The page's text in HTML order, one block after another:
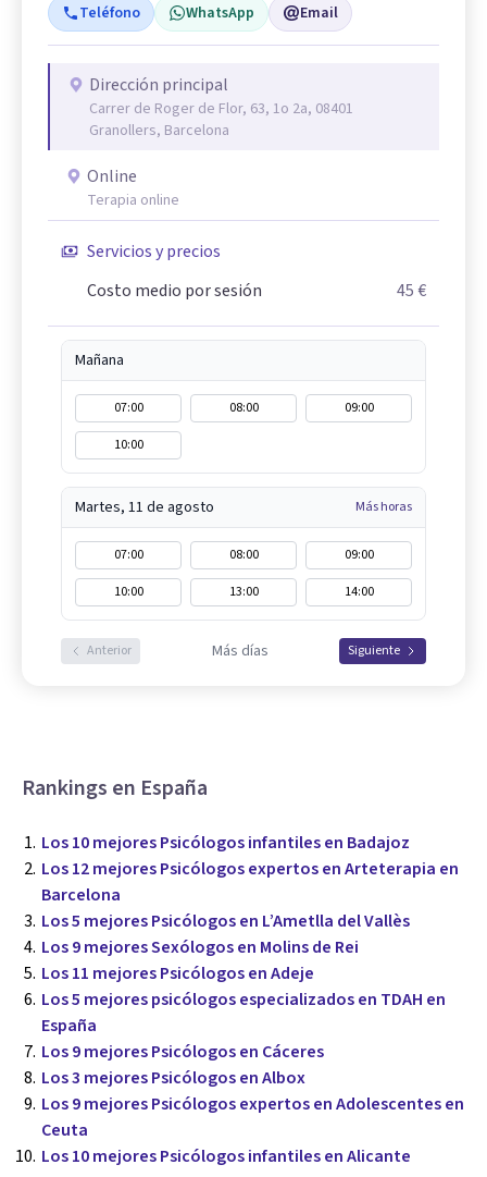
Teléfono WhatsApp Email
Dirección principal
Carrer de Roger de Flor, 63, 1o 2a, 08401
Granollers, Barcelona
Online
Terapia online
Servicios y precios
Costo medio por sesión
45 €
Mañana
07:00 08:00
09:00
10:00
Martes, 11 de agosto Más horas
07:00 08:00
09:00
10:00
13:00 14:00
Anterior Más días Siguiente
Rankings en España
Los 10 mejores Psicólogos infantiles en Badajoz
Los 12 mejores Psicólogos expertos en Arteterapia en
Barcelona
Los 5 mejores Psicólogos en L’Ametlla del Vallès
Los 9 mejores Sexólogos en Molins de Rei
Los 11 mejores Psicólogos en Adeje
Los 5 mejores psicólogos especializados en TDAH en
España
Los 9 mejores Psicólogos en Cáceres
Los 3 mejores Psicólogos en Albox
Los 9 mejores Psicólogos expertos en Adolescentes en
Ceuta
Los 10 mejores Psicólogos infantiles en Alicante